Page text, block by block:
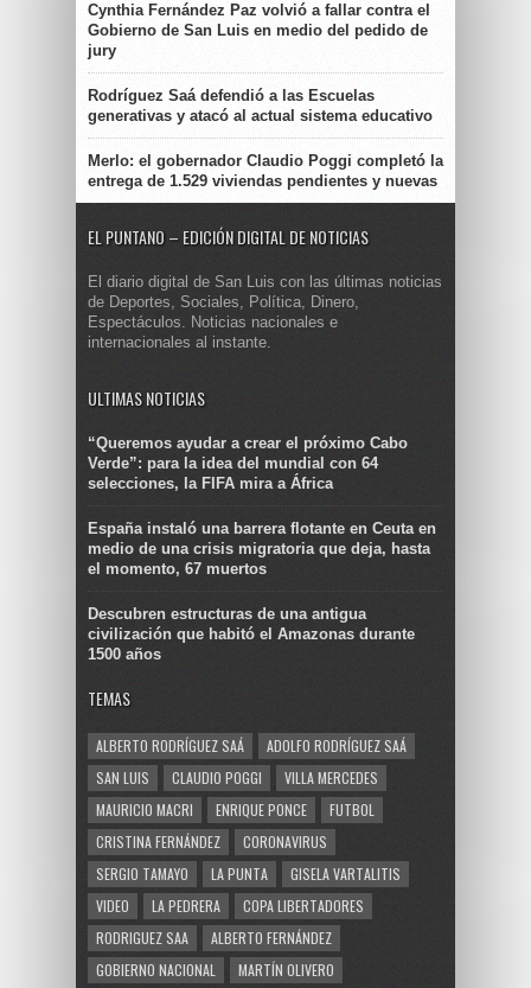
Cynthia Fernández Paz volvió a fallar contra el
Gobierno de San Luis en medio del pedido de
jury
Rodríguez Saá defendió a las Escuelas
generativas y atacó al actual sistema educativo
Merlo: el gobernador Claudio Poggi completó la
entrega de 1.529 viviendas pendientes y nuevas
EL PUNTANO – EDICIÓN DIGITAL DE NOTICIAS
El diario digital de San Luis con las últimas noticias
de Deportes, Sociales, Política, Dinero,
Espectáculos. Noticias nacionales e
internacionales al instante.
ULTIMAS NOTICIAS
“Queremos ayudar a crear el próximo Cabo
Verde”: para la idea del mundial con 64
selecciones, la FIFA mira a África
España instaló una barrera flotante en Ceuta en
medio de una crisis migratoria que deja, hasta
el momento, 67 muertos
Descubren estructuras de una antigua
civilización que habitó el Amazonas durante
1500 años
TEMAS
ALBERTO RODRÍGUEZ SAÁ
ADOLFO RODRÍGUEZ SAÁ
SAN LUIS
CLAUDIO POGGI
VILLA MERCEDES
MAURICIO MACRI
ENRIQUE PONCE
FUTBOL
CRISTINA FERNÁNDEZ
CORONAVIRUS
SERGIO TAMAYO
LA PUNTA
GISELA VARTALITIS
VIDEO
LA PEDRERA
COPA LIBERTADORES
RODRIGUEZ SAA
ALBERTO FERNÁNDEZ
GOBIERNO NACIONAL
MARTÍN OLIVERO